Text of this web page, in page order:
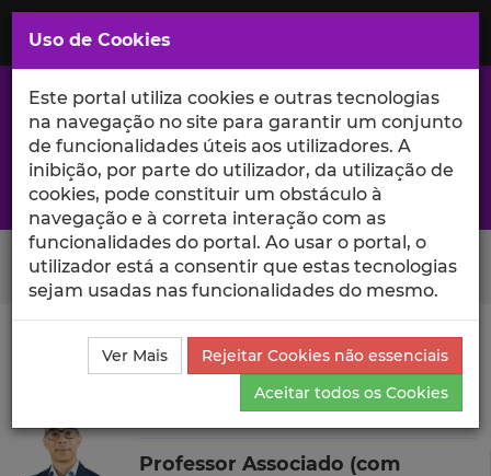
Saltar
para
Conteúdo
Principal
A excelência da investigação e ciência no Iscte
Search Button
Ciência_Iscte Autores Jonas Oliveira
Atividades
Jonas Oliveira
Professor Associado (com
Uso de Cookies
Este portal utiliza cookies e outras tecnologias
na navegação no site para garantir um conjunto
de funcionalidades úteis aos utilizadores. A
inibição, por parte do utilizador, da utilização de
cookies, pode constituir um obstáculo à
navegação e à correta interação com as
funcionalidades do portal. Ao usar o portal, o
utilizador está a consentir que estas tecnologias
sejam usadas nas funcionalidades do mesmo.
Ver Mais
Rejeitar Cookies não essenciais
Aceitar todos os Cookies